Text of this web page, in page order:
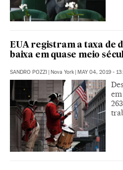
EUA registram a taxa de
baixa em quase meio
SANDRO POZZI | Nova York | MAY 04, 2019 -